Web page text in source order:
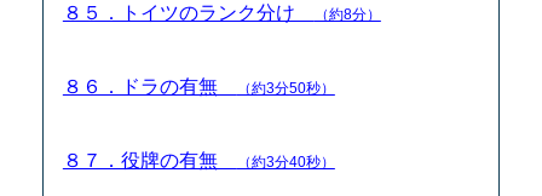
８５．トイツのランク分け （約8分）
８６．ドラの有無 （約3分50秒）
８７．役牌の有無 （約3分40秒）